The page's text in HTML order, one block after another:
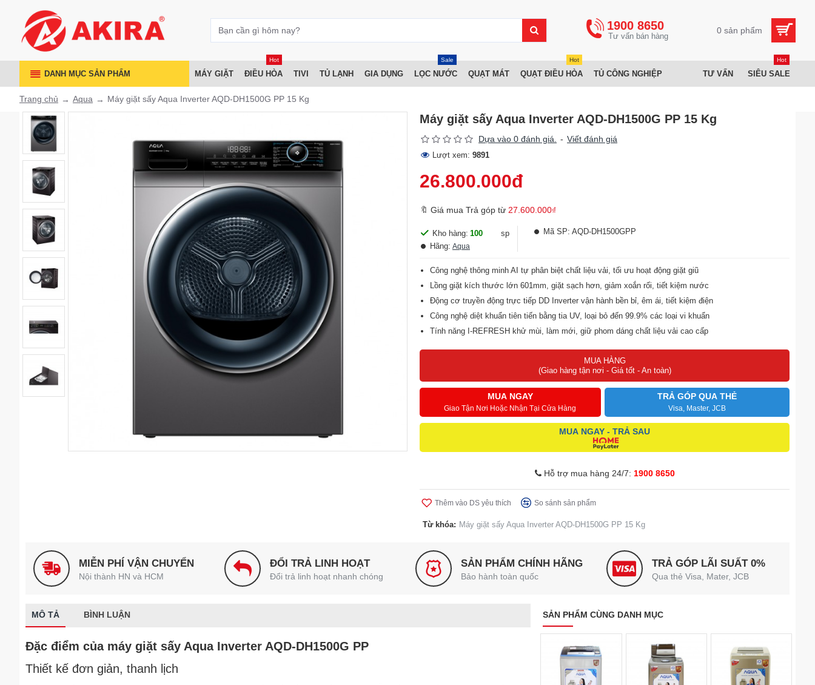
1900 8650 0 sản phẩm
DANH MỤC SẢN PHẨM MÁY GIẶT ĐIỀU HÒA
Hot
TIVI TỦ LẠNH GIA DỤNG LỌC NƯỚC
Sale
QUẠT MÁT QUẠT ĐIỀU HÒA
Hot
TỦ CÔNG NGHIỆP TƯ VẤN SIÊU SALE
Hot
Trang chủ Aqua Máy giặt sấy Aqua Inverter AQD-DH1500G PP 15 Kg
Máy giặt sấy Aqua Inverter AQD-DH1500G PP 15 Kg
Dựa vào 0 đánh giá. - Viết đánh giá
Lượt xem: 9891
26.800.000đ
🔖 Giá mua Trả góp từ 27.600.000₫
Kho hàng: 100
sp
Hãng: Aqua
Mã SP: AQD-DH1500GPP
Công nghệ thông minh AI tự phân biệt chất liệu vải, tối ưu hoạt động giặt giũ
Lồng giặt kích thước lớn 601mm, giặt sạch hơn, giảm xoắn rối, tiết kiệm nước
Động cơ truyền động trực tiếp DD Inverter vận hành bền bỉ, êm ái, tiết kiệm điện
Công nghệ diệt khuẩn tiên tiến bằng tia UV, loại bỏ đến 99.9% các loại vi khuẩn
Tính năng I-REFRESH khử mùi, làm mới, giữ phom dáng chất liệu vải cao cấp
Hệ thống sấy ngưng tụ sấy nhẹ nhàng tránh hư hỏng, giúp quần áo khô đều
Tính năng Smart Dual Spray tự làm sạch mặt trong cửa và vòng đệm cửa
Bảng điều khiển cảm ứng nhanh nhạy, dễ điều khiển, màu sắc sinh động
MUA HÀNG
(Giao hàng tận nơi - Giá tốt - An toàn)
MUA NGAY
Giao Tận Nơi Hoặc Nhận Tại Cửa Hàng
TRẢ GÓP QUA THẺ
Visa, Master, JCB
MUA NGAY - TRẢ SAU
Hỗ trợ mua hàng 24/7: 1900 8650
Thêm vào DS yêu thích So sánh sản phẩm
Từ khóa: Máy giặt sấy Aqua Inverter AQD-DH1500G PP 15 Kg
MIỄN PHÍ VẬN CHUYỂN
Nội thành HN và HCM
ĐỔI TRẢ LINH HOẠT
Đổi trả linh hoạt nhanh chóng
SẢN PHẨM CHÍNH HÃNG
Bảo hành toàn quốc
TRẢ GÓP LÃI SUẤT 0%
Qua thẻ Visa, Mater, JCB
MÔ TẢ BÌNH LUẬN
Đặc điểm của máy giặt sấy Aqua Inverter AQD-DH1500G PP
Thiết kế đơn giản, thanh lịch
SẢN PHẨM CÙNG DANH MỤC